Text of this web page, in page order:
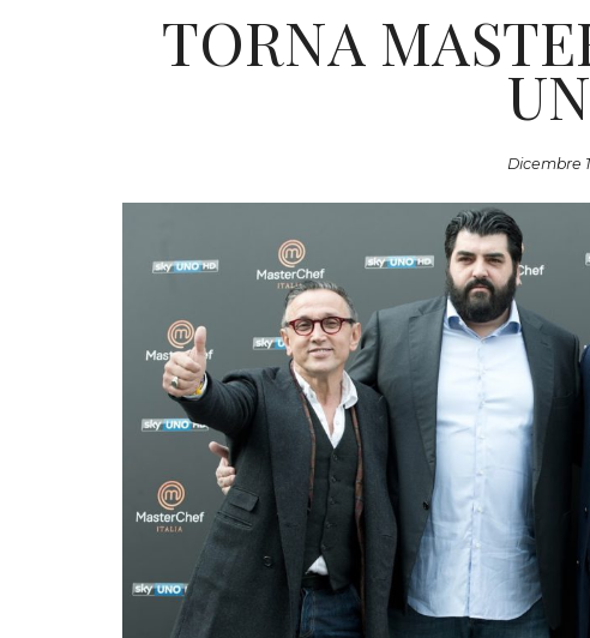
TORNA
Dicembre